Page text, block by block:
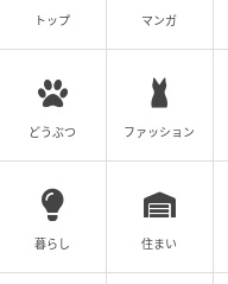
コンシェルジュ
ラウンジ
各階ゴミ置き場
ゲストルーム
そして厄介なのは、
す。サービス縮小に
トップ マンガ
どうぶつ ファッション
暮らし 住まい